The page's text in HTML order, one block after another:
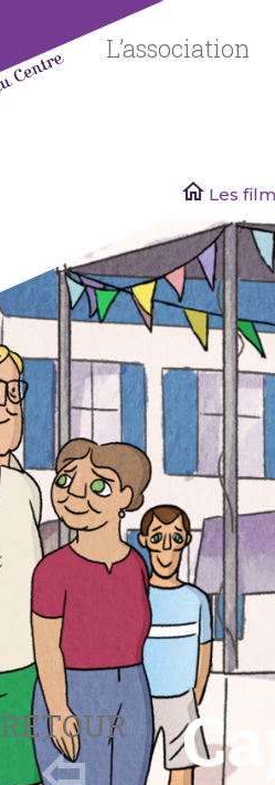
des
Cinémas
du
L’association
Les
RETOUR